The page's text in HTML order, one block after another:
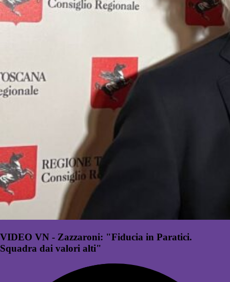
VIDEO VN - Zazzaroni: "Fiducia in Paratici.
Squadra dai valori alti"